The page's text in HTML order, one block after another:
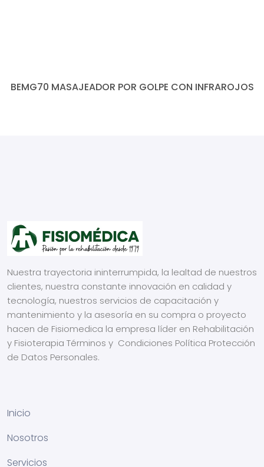
BEMG70 MASAJEADOR POR GOLPE CON INFRAROJOS
Nuestra trayectoria ininterrumpida, la lealtad de nuestros
clientes, nuestra constante innovación en calidad y
tecnología, nuestros servicios de capacitación y
mantenimiento y la asesoría en su compra o proyecto
hacen de Fisiomedica la empresa líder en Rehabilitación
y Fisioterapia Términos y Condiciones Política Protección
de Datos Personales.
Inicio
Nosotros
Servicios